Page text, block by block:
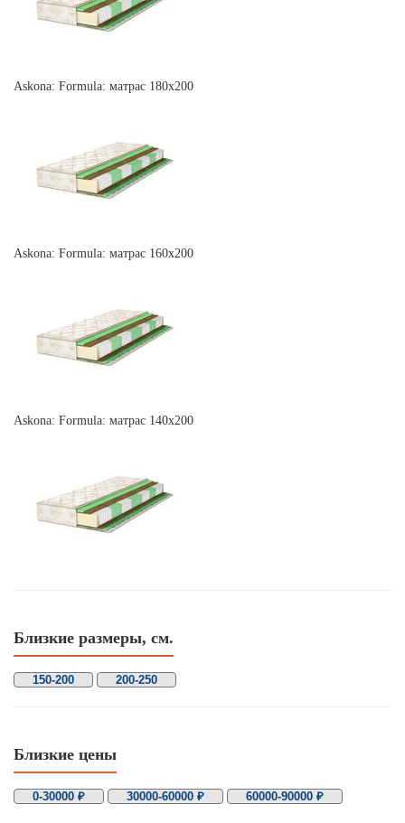
Askona: Formula: матрас 180х200
Askona: Formula: матрас 160х200
Askona: Formula: матрас 140х200
Близкие размеры, см.
150-200 200-250
Близкие цены
0-30000 ₽ 30000-60000 ₽ 60000-90000 ₽